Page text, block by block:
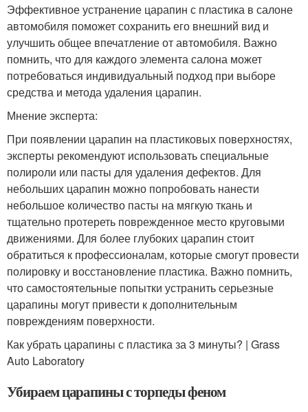
Эффективное устранение царапин с пластика в салоне
автомобиля поможет сохранить его внешний вид и
улучшить общее впечатление от автомобиля. Важно
помнить, что для каждого элемента салона может
потребоваться индивидуальный подход при выборе
средства и метода удаления царапин.
Мнение эксперта:
При появлении царапин на пластиковых поверхностях,
эксперты рекомендуют использовать специальные
полироли или пасты для удаления дефектов. Для
небольших царапин можно попробовать нанести
небольшое количество пасты на мягкую ткань и
тщательно протереть поврежденное место круговыми
движениями. Для более глубоких царапин стоит
обратиться к профессионалам, которые смогут провести
полировку и восстановление пластика. Важно помнить,
что самостоятельные попытки устранить серьезные
царапины могут привести к дополнительным
повреждениям поверхности.
Как убрать царапины с пластика за 3 минуты? | Grass
Auto Laboratory
Убираем царапины с торпеды феном